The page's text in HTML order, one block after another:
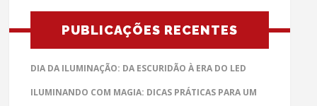
PUBLICAÇÕES RECENTES
DIA DA ILUMINAÇÃO: DA ESCURIDÃO À ERA DO LED
ILUMINANDO COM MAGIA: DICAS PRÁTICAS PARA UM